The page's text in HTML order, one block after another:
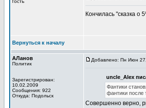
Гость
Кончилась "сказка о
Вернуться к началу
АЛанов
Политик
Зарегистрирован:
10.02.2009
Сообщения: 922
Откуда: Подольск
Добавлено: Пн Июн
uncle_Alex
Фантики
фантики после
Совершенно верно,